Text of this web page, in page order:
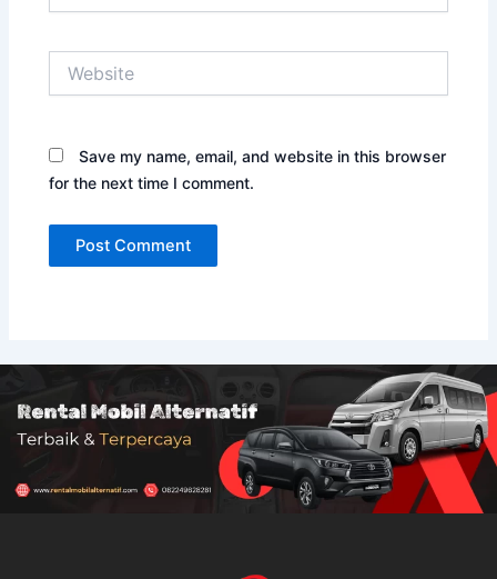
Save my name, email, and website in this browser
for the next time I comment.